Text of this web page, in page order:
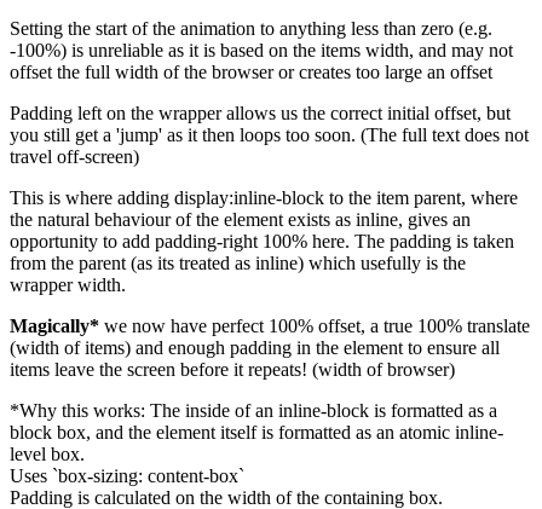
Setting the start of the animation to anything less than zero (e.g.
-100%) is unreliable as it is based on the items width, and may not
offset the full width of the browser or creates too large an offset
Padding left on the wrapper allows us the correct initial offset, but
you still get a 'jump' as it then loops too soon. (The full text does not
travel off-screen)
This is where adding display:inline-block to the item parent, where
the natural behaviour of the element exists as inline, gives an
opportunity to add padding-right 100% here. The padding is taken
from the parent (as its treated as inline) which usefully is the
wrapper width.
Magically* we now have perfect 100% offset, a true 100% translate
(width of items) and enough padding in the element to ensure all
items leave the screen before it repeats! (width of browser)
*Why this works: The inside of an inline-block is formatted as a
block box, and the element itself is formatted as an atomic inline-
level box.
Uses `box-sizing: content-box`
Padding is calculated on the width of the containing box.